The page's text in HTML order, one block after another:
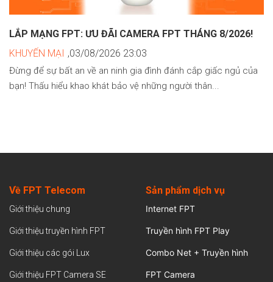
LẮP MẠNG FPT: ƯU ĐÃI CAMERA FPT THÁNG 8/2026!
KHUYẾN MẠI ,03/08/2026 23:03
Đừng để sự bất an về an ninh gia đình đánh cắp giấc ngủ của
bạn! Thấu hiểu khao khát bảo vệ những người thân...
Về FPT Telecom
Giới thiệu chung
Giới thiệu truyền hình FPT
Giới thiệu các gói Lux
Giới thiệu FPT Camera SE
Sản phẩm dịch vụ
Internet FPT
Truyền hình FPT Play
Combo Net + Truyền hình
FPT Camera